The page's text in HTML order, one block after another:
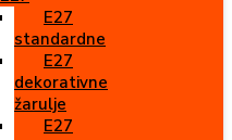
E27
standardne
E27
dekorativne
žarulje
E27